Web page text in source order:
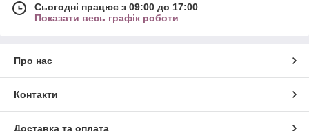
Сьогодні працює з 09:00 до 17:00
Показати весь графік роботи
Про нас
Контакти
Доставка та оплата